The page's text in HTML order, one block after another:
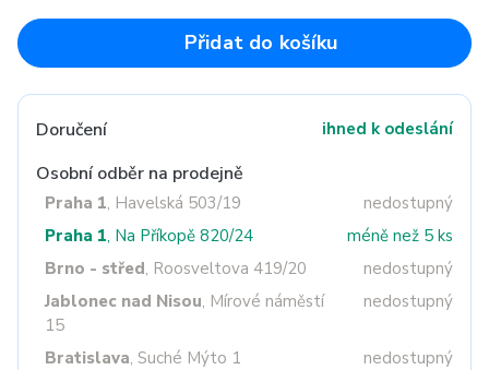
Přidat do košíku
Doručení ihned k odeslání
Osobní odběr na prodejně
Praha 1, Havelská 503/19
nedostupný
Praha 1, Na Příkopě 820/24
méně než 5 ks
Brno - střed, Roosveltova 419/20
nedostupný
Jablonec nad Nisou, Mírové náměstí
15
nedostupný
Bratislava, Suché Mýto 1 nedostupný